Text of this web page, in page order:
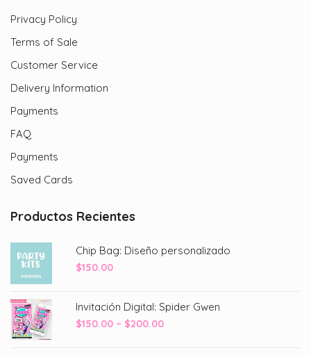
Privacy Policy
Terms of Sale
Customer Service
Delivery Information
Payments
FAQ
Payments
Saved Cards
Productos Recientes
Chip Bag: Diseño personalizado
$150.00
Invitación Digital: Spider Gwen
$150.00 – $200.00Price